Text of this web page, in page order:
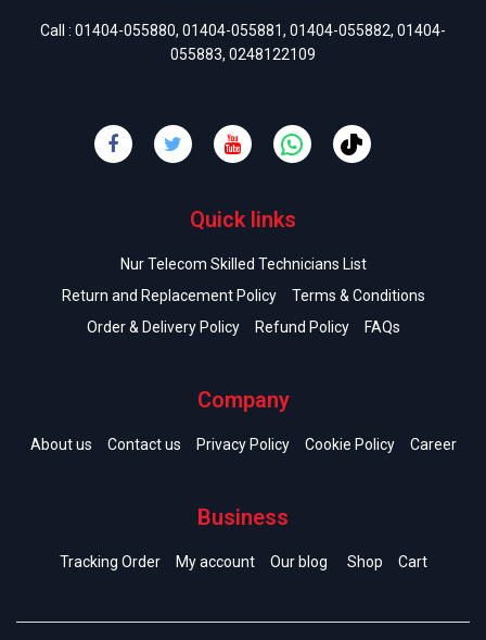
Call : 01404-055880, 01404-055881, 01404-055882, 01404-
055883, 0248122109
Quick links
Nur Telecom Skilled Technicians List
Return and Replacement Policy
Terms & Conditions
Order & Delivery Policy
Refund Policy FAQs
Company
About us Contact us Privacy Policy Cookie Policy Career
Business
Tracking Order My account Our blog Shop Cart